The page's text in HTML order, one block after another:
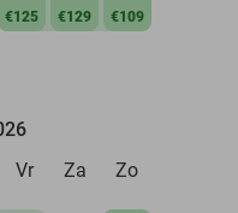
€125 €129 €109
Vr Za Zo